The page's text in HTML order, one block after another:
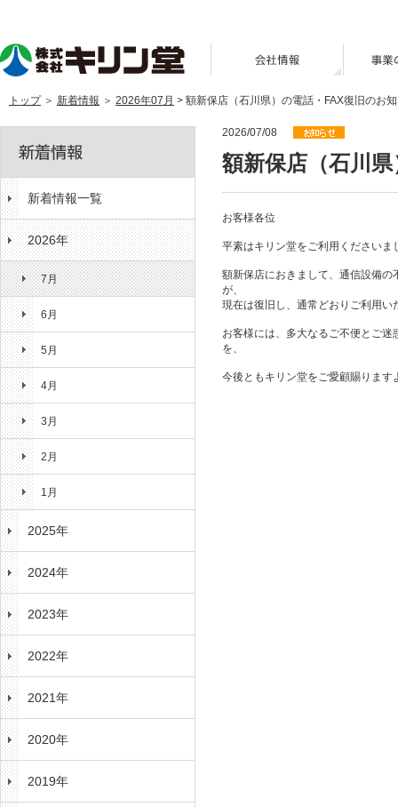
トップ＞ 新着情報 ＞ 2026年07月 > 額新保店（石川県）の電話・FAX復旧のお
2026/07/08
額新保店（石川
お客様各位
平素はキリン堂をご利用ください
額新保店におきまして、通信設備
現在は復旧し、通常どおりご利用い
お客様には、多大なるご不便とご
を、 心
今後ともキリン堂をご愛顧賜りま
新着情報一覧
2026年
7月
6月
5月
4月
3月
2月
1月
2025年
2024年
2023年
2022年
2021年
2020年
2019年